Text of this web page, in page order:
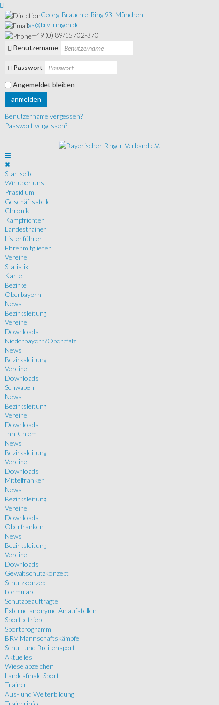
Georg-Brauchle-Ring 93, München
gs@brv-ringen.de
+49 (0) 89/15702-370
Benutzername
Passwort
Angemeldet bleiben
anmelden
Benutzername vergessen?
Passwort vergessen?
Startseite
Wir über uns
Präsidium
Geschäftsstelle
Chronik
Kampfrichter
Landestrainer
Listenführer
Ehrenmitglieder
Vereine
Statistik
Karte
Bezirke
Oberbayern
News
Bezirksleitung
Vereine
Downloads
Niederbayern/Oberpfalz
News
Bezirksleitung
Vereine
Downloads
Schwaben
News
Bezirksleitung
Vereine
Downloads
Inn-Chiem
News
Bezirksleitung
Vereine
Downloads
Mittelfranken
News
Bezirksleitung
Vereine
Downloads
Oberfranken
News
Bezirksleitung
Vereine
Downloads
Gewaltschutzkonzept
Schutzkonzept
Formulare
Schutzbeauftragte
Externe anonyme Anlaufstellen
Sportbetrieb
Sportprogramm
BRV Mannschaftskämpfe
Schul- und Breitensport
Aktuelles
Wieselabzeichen
Landesfinale Sport
Trainer
Aus- und Weiterbildung
Trainerinfo